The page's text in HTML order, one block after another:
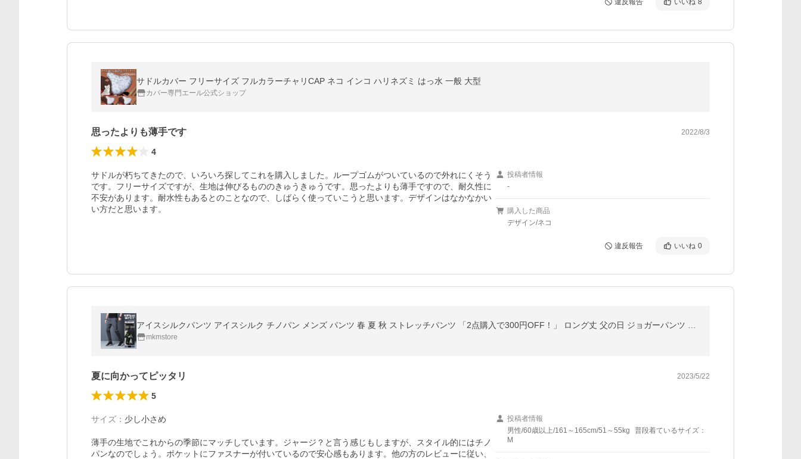
違反報告 いいね 8
サドルカバー フリーサイズ フルカラーチャリCAP ネコ インコ ハリネズミ はっ水 一般 大型
カバー専門エール公式ショップ
思ったよりも薄手です 2022/8/3
4
サドルが朽ちてきたので、いろいろ探してこれを購入しました。ループゴムがついているので外れにくそう
です。フリーサイズですが、生地は伸びるもののきゅうきゅうです。思ったよりも薄手ですので、耐久性に
不安があります。耐水性もあるとのことなので、しばらく使っていこうと思います。デザインはなかなかい
い方だと思います。
投稿者情報
-
購入した商品
デザイン/ネコ
違反報告 いいね 0
mkmstore
夏に向かってピッタリ 2023/5/22
5
サイズ ： 少し小さめ
薄手の生地でこれからの季節にマッチしています。ジャージ？と言う感じもしますが、スタイル的にはチノ
パンなのでしょう。ポケットにファスナーが付いているので安心感もあります。他の方のレビューに従い、
投稿者情報
男性/60歳以上/161～165cm/51～55kg
普段着ているサイズ：
M